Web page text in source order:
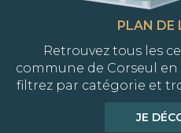
PLAN DE
Retrouvez tous les
commune de Corseul en
filtrez par catégorie et
JE